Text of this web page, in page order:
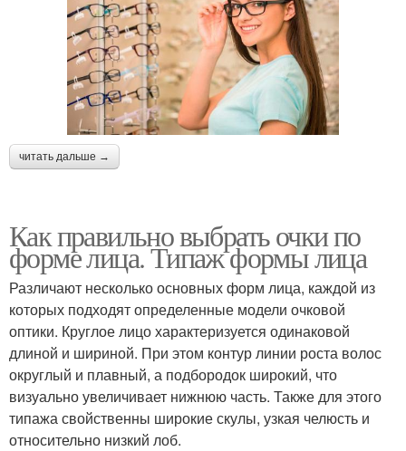
читать дальше →
Как правильно выбрать очки по
форме лица. Типаж формы лица
Различают несколько основных форм лица, каждой из
которых подходят определенные модели очковой
оптики. Круглое лицо характеризуется одинаковой
длиной и шириной. При этом контур линии роста волос
округлый и плавный, а подбородок широкий, что
визуально увеличивает нижнюю часть. Также для этого
типажа свойственны широкие скулы, узкая челюсть и
относительно низкий лоб.